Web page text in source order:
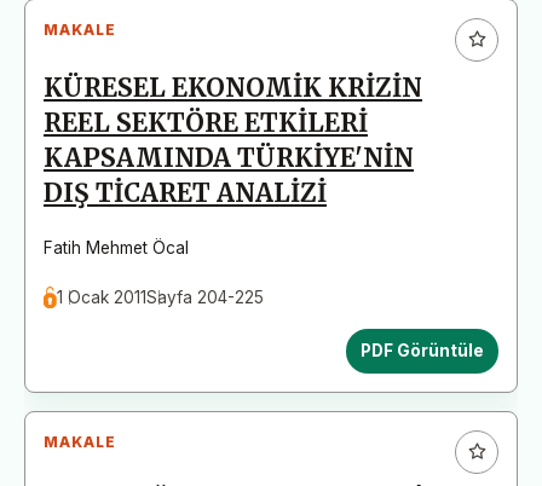
MAKALE
KÜRESEL EKONOMİK KRİZİN
REEL SEKTÖRE ETKİLERİ
KAPSAMINDA TÜRKİYE'NİN
DIŞ TİCARET ANALİZİ
Fatih Mehmet Öcal
1 Ocak 2011Sayfa 204-225
PDF Görüntüle
MAKALE